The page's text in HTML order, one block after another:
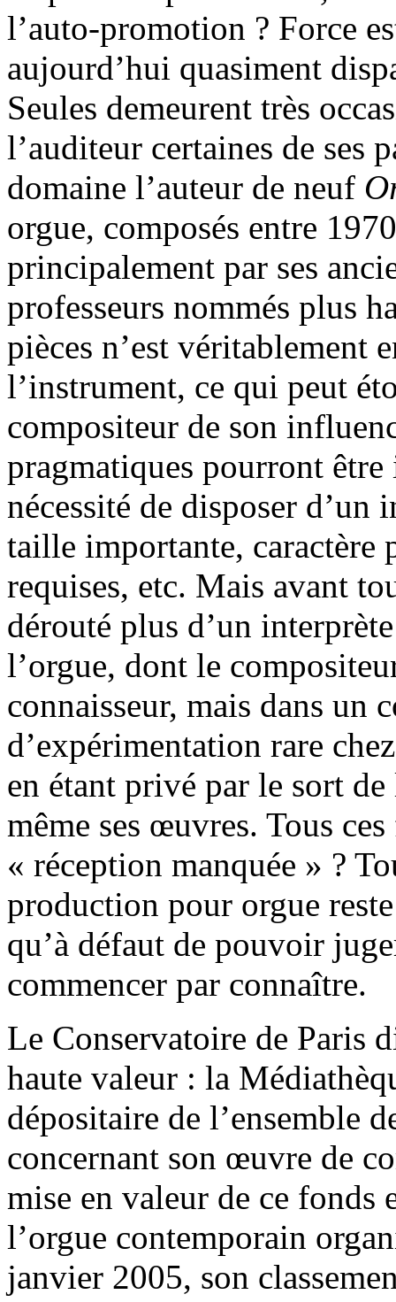
l’auto-promotion ? Force
aujourd’hui quasiment
Seules demeurent très
l’auditeur certaines de ses
domaine l’auteur de neuf
orgue, composés entre
principalement par ses
professeurs nommés plus
pièces n’est véritablement
l’instrument, ce qui peut
compositeur de son
pragmatiques pourront
nécessité de disposer
taille importante, caractère
requises, etc. Mais avant
dérouté plus d’un
l’orgue, dont le
connaisseur, mais dans un
d’expérimentation rare
en étant privé par le sort
même ses œuvres. Tous
« réception manquée » ?
production pour orgue
qu’à défaut de pouvoir
commencer par connaître.
Le Conservatoire de Paris
haute valeur : la
dépositaire de l’ensemble
concernant son œuvre de
mise en valeur de ce fonds
l’orgue contemporain
janvier 2005, son